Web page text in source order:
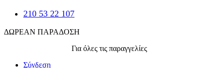
210 53 22 107
ΔΩΡΕΑΝ ΠΑΡΑΔΟΣΗ
Για όλες τις παραγγελίες
Σύνδεση